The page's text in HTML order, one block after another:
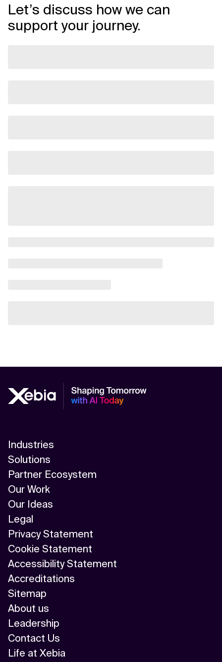
Let’s discuss how we can
support your journey.
Industries
Solutions
Partner Ecosystem
Our Work
Our Ideas
Legal
Privacy Statement
Cookie Statement
Accessibility Statement
Accreditations
Sitemap
About us
Leadership
Contact Us
Life at Xebia